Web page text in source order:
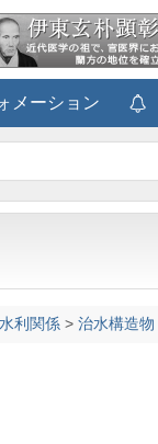
メーション
利関係> 治水構造物